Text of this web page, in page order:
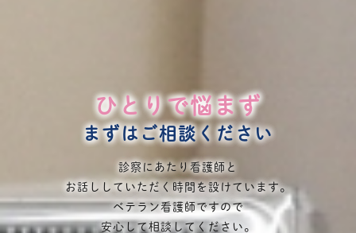
私たちは
産婦人科専門医師
の集団です。
これまでの経験や根拠基づいて
最適な検査や治療について提案します。
私たちは
女性のライフパートナー
でありたいと考えています
気になる症状やちょっとした悩みでも
お気軽にご相談ください。
ひとりで悩まず
まずはご相談ください
診察にあたり看護師と
お話ししていただく時間を設けています。
ベテラン看護師ですので
安心して相談してください。
私たちは
産婦人科専門医師
の集団です。
これまでの経験や根拠基づいて
最適な検査や治療について提案します。
私たちは
女性のライフパートナー
でありたいと考えています
気になる症状やちょっとした悩みでも
お気軽にご相談ください。